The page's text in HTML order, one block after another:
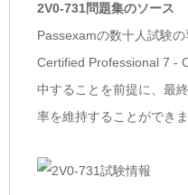
2V0-731問題集のソース
Passexamの数十人試験の
Certified Professional 7 -
中することを前提に、最
率を維持することができま